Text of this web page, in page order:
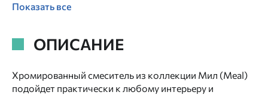
Показать все
ОПИСАНИЕ
Хромированный смеситель из коллекции Мил (Meal)
подойдет практически к любому интерьеру и